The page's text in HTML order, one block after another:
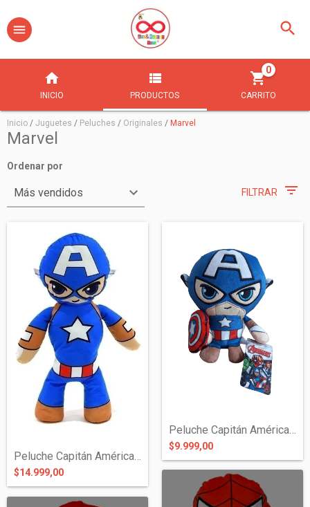
INICIO PRODUCTOS CARRITO
0
Inicio / Juguetes / Peluches / Originales / Marvel
Marvel
Ordenar por
FILTRAR
Peluche Capitán América 50 cms - Avenger...
$14.999,00
Peluche Capitán América Original - Aveng...
$9.999,00